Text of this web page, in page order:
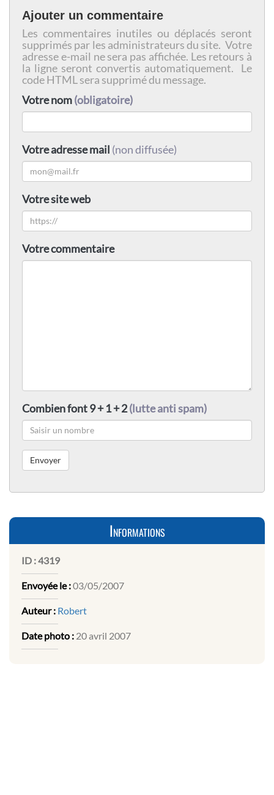
Ajouter un commentaire
Les commentaires inutiles ou déplacés seront
supprimés par les administrateurs du site. Votre
adresse e-mail ne sera pas affichée. Les retours à
la ligne seront convertis automatiquement. Le
code HTML sera supprimé du message.
Votre nom(obligatoire)
Votre adresse mail (non diffusée)
Votre site web
Votre commentaire
Combien font 9 + 1 + 2(lutte anti spam)
Informations
ID :4319
Envoyée le :03/05/2007
Auteur : Robert
Date photo : 20 avril 2007